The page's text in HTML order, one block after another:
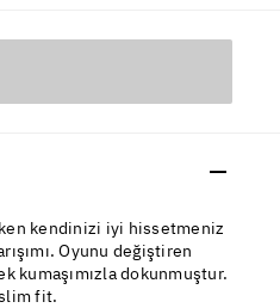
kendinizi iyi hissetmeniz
Oyunu değiştiren
kumaşımızla dokunmuştur.
fit.